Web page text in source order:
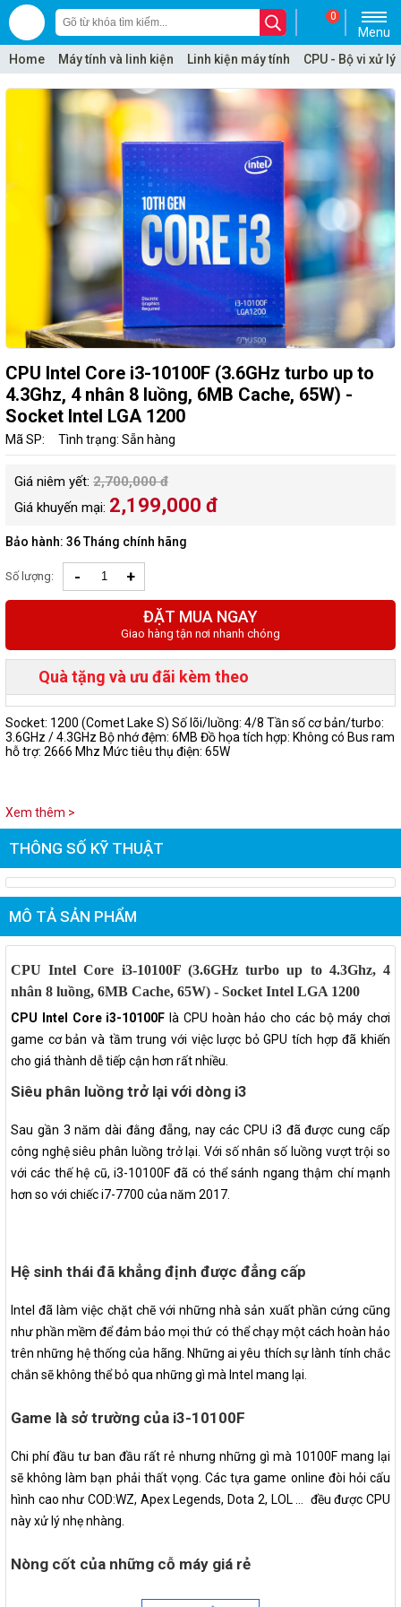
Menu
0
Home Máy tính và linh kiện Linh kiện máy tính CPU - Bộ vi xử lý
CPU Intel Core i3-10100F (3.6GHz turbo up to
4.3Ghz, 4 nhân 8 luồng, 6MB Cache, 65W) -
Socket Intel LGA 1200
Mã SP: Tình trạng: Sẵn hàng
Giá niêm yết: 2,700,000 đ
Giá khuyến mại: 2,199,000 đ
Bảo hành: 36 Tháng chính hãng
Số lượng: - +
ĐẶT MUA NGAY
Giao hàng tận nơi nhanh chóng
Quà tặng và ưu đãi kèm theo
Socket: 1200 (Comet Lake S) Số lõi/luồng: 4/8 Tần số cơ bản/turbo:
3.6GHz / 4.3GHz Bộ nhớ đệm: 6MB Đồ họa tích hợp: Không có Bus ram
hỗ trợ: 2666 Mhz Mức tiêu thụ điện: 65W
Xem thêm >
THÔNG SỐ KỸ THUẬT
MÔ TẢ SẢN PHẨM
CPU Intel Core i3-10100F (3.6GHz turbo up to 4.3Ghz, 4
nhân 8 luồng, 6MB Cache, 65W) - Socket Intel LGA 1200
CPU Intel Core i3-10100F là CPU hoàn hảo cho các bộ máy chơi
game cơ bản và tầm trung với việc lược bỏ GPU tích hợp đã khiến
cho giá thành dễ tiếp cận hơn rất nhiều.
Siêu phân luồng trở lại với dòng i3
Sau gần 3 năm dài đằng đẵng, nay các CPU i3 đã được cung cấp
công nghệ siêu phân luồng trở lại. Với số nhân số luồng vượt trội so
với các thế hệ cũ, i3-10100F đã có thể sánh ngang thậm chí mạnh
hơn so với chiếc i7-7700 của năm 2017.
Hệ sinh thái đã khẳng định được đẳng cấp
Intel đã làm việc chặt chẽ với những nhà sản xuất phần cứng cũng
như phần mềm để đảm bảo mọi thứ có thể chạy một cách hoàn hảo
trên những hệ thống của hãng. Những ai yêu thích sự lành tính chắc
chắn sẽ không thể bỏ qua những gì mà Intel mang lại.
Game là sở trường của i3-10100F
Chi phí đầu tư ban đầu rất rẻ nhưng những gì mà 10100F mang lại
sẽ không làm bạn phải thất vọng. Các tựa game online đòi hỏi cấu
hình cao như COD:WZ, Apex Legends, Dota 2, LOL ... đều được CPU
này xử lý nhẹ nhàng.
Nòng cốt của những cỗ máy giá rẻ
Không yêu cầu bo mạch chủ phải quá đắt tiền, i3-10100F có thể